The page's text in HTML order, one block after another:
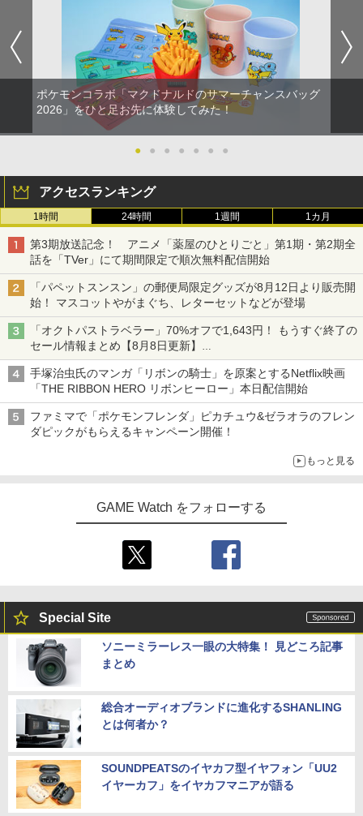
ポケモンコラボ「マクドナルドのサマーチャンスバッグ
2026」をひと足お先に体験してみた！
● ● ● ● ● ● ●
アクセスランキング
1時間 24時間 1週間 1カ月
第3期放送記念！ アニメ「薬屋のひとりごと」第1期・第2期全
話を「TVer」にて期間限定で順次無料配信開始
「パペットスンスン」の郵便局限定グッズが8月12日より販売開
始！ マスコットやがまぐち、レターセットなどが登場
「オクトパストラベラー」70%オフで1,643円！ もうすぐ終了の
セール情報まとめ【8月8日更新】
ニンテンドーeショップでは「大神 絶景版」が67%オフで990円
手塚治虫氏のマンガ「リボンの騎士」を原案とするNetflix映画
「THE RIBBON HERO リボンヒーロー」本日配信開始
ファミマで「ポケモンフレンダ」ピカチュウ&ゼラオラのフレン
ダピックがもらえるキャンペーン開催！
もっと見る
GAME Watch をフォローする
Special Site
ソニーミラーレス一眼の大特集！ 見どころ記事
まとめ
総合オーディオブランドに進化するSHANLING
とは何者か？
SOUNDPEATSのイヤカフ型イヤフォン「UU2
イヤーカフ」をイヤカフマニアが語る